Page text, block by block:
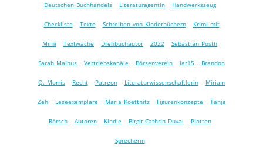
Deutschen Buchhandels Literaturagentin Handwerkszeug
Checkliste Texte Schreiben von Kinderbüchern Krimi mit
Mimi Textwache Drehbuchautor 2022 Sebastian Posth
Sarah Malhus Vertriebskanäle Börsenverein lar15 Brandon
Q. Morris Recht Patreon Literaturwissenschaftlerin Miriam
Zeh Leseexemplare Maria Koettnitz Figurenkonzepte Tanja
Rörsch Autoren Kindle Birgit-Cathrin Duval Plotten
Sprecherin